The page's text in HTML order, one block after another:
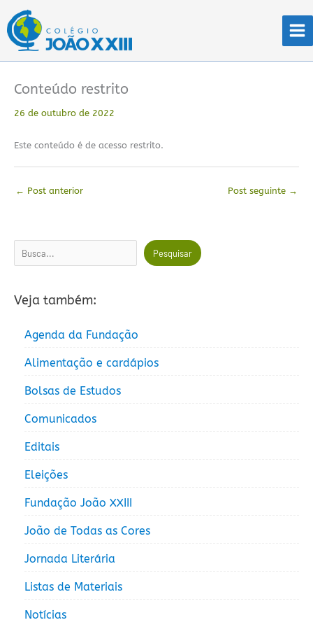
para
conteúdo
Conteúdo restrito
26 de outubro de 2022
Este conteúdo é de acesso restrito.
← Post anterior Post seguinte →
Pesquisar Pesquisar
Veja também:
Agenda da Fundação
Alimentação e cardápios
Bolsas de Estudos
Comunicados
Editais
Eleições
Fundação João XXIII
João de Todas as Cores
Jornada Literária
Listas de Materiais
Notícias